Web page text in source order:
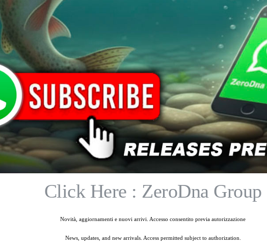
Descrizione
Nessuna descrizione disponibile per questo prodotto.
POTREBBE PIACERTI ANCHE
Prodotti correlati
Click Here : ZeroDna Group
Novità, aggiornamenti e nuovi arrivi. Accesso consentito previa autorizzazione
News, updates, and new arrivals. Access permitted subject to authorization.